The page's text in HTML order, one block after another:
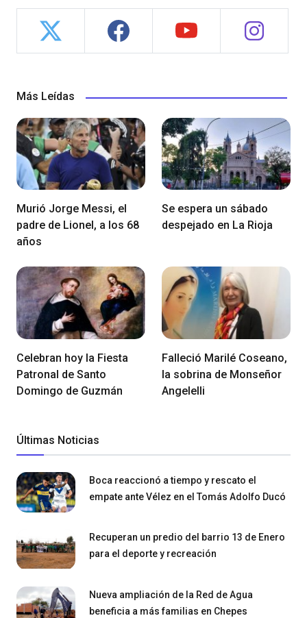
Más Leídas
Murió Jorge Messi, el
padre de Lionel, a los 68
años
Se espera un sábado
despejado en La Rioja
Celebran hoy la Fiesta
Patronal de Santo
Domingo de Guzmán
Falleció Marilé Coseano,
la sobrina de Monseñor
Angelelli
Últimas Noticias
Boca reaccionó a tiempo y rescato el
empate ante Vélez en el Tomás Adolfo Ducó
Recuperan un predio del barrio 13 de Enero
para el deporte y recreación
Nueva ampliación de la Red de Agua
beneficia a más familias en Chepes